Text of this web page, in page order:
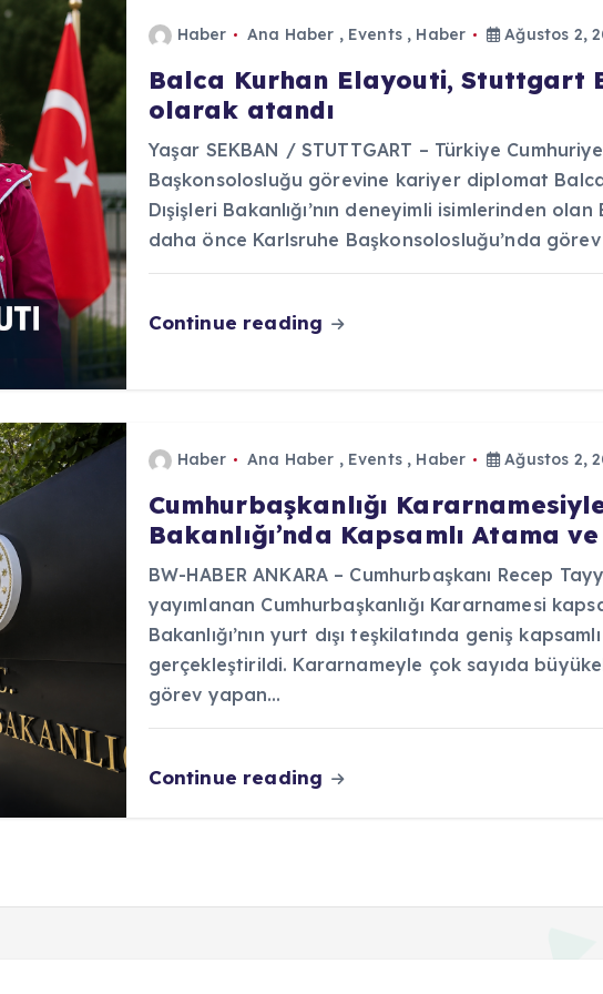
Haber Ana Haber , Events, Haber Ağustos 2,
Balca Kurhan Elayouti, Stuttgart
olarak atandı
Yaşar SEKBAN / STUTTGART – Türkiye
Başkonsolosluğu görevine kariyer diplomat
Dışişleri Bakanlığı’nın deneyimli isimlerinden
daha önce Karlsruhe Başkonsolosluğu’nda
Continue reading
Haber Ana Haber , Events, Haber Ağustos 2,
Cumhurbaşkanlığı
Bakanlığı’nda Kapsamlı Atama
BW-HABER ANKARA – Cumhurbaşkanı Recep
yayımlanan Cumhurbaşkanlığı Kararnamesi
Bakanlığı’nın yurt dışı teşkilatında geniş
gerçekleştirildi. Kararnameyle çok sayıda
görev yapan…
Continue reading